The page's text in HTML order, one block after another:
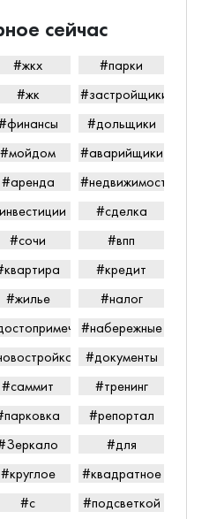
сейчас
#жкх
#парки
#жк
#застройщики
#дольщики
#мойдом
#аварийщики
#аренда
#недвижимость
#сделка
#сочи
#впп
#кредит
#жилье
#налог
#набережные
#документы
#саммит
#тренинг
#репортал
#для
#круглое
#квадратное
#с
#подсветкой